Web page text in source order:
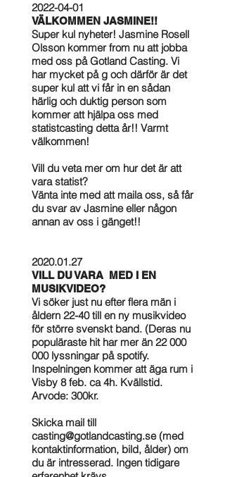
2022-04-01
VÄLKOMMEN JASMINE!!
Super kul nyheter! Jasmine Rosell
Olsson kommer from nu att jobba
med oss på Gotland Casting. Vi
har mycket på g och därför är det
super kul att vi får in en sådan
härlig och duktig person som
kommer att hjälpa oss med
statistcasting detta år!! Varmt
välkommen!
Vill du veta mer om hur det är att
vara statist?
Vänta inte med att maila oss, så får
du svar av Jasmine eller någon
annan av oss i gänget!!
2020.01.27
VILL DU VARA MED I EN
MUSIKVIDEO?
Vi söker just nu efter flera män i
åldern 22-40 till en ny musikvideo
för större svenskt band. (Deras nu
populäraste hit har mer än 22 000
000lyssningar på spotify.
Inspelningen kommer att äga rum i
Visby 8 feb. ca 4h. Kvällstid.
Arvode: 300kr.
Skicka mail till
casting@gotlandcasting.se(med
kontaktinformation, bild, ålder) om
du är intresserad. Ingen tidigare